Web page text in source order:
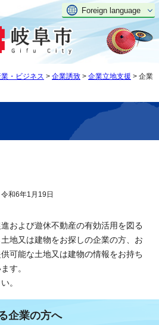
Foreign language
業・ビジネス > 企業誘致 > 企業立地支援 > 企業
和6年1月19日
および遊休不動産の有効活用を図る
地又は建物をお探しの企業の方、お
可能な土地又は建物の情報をお持ち
す。
。
企業の方へ